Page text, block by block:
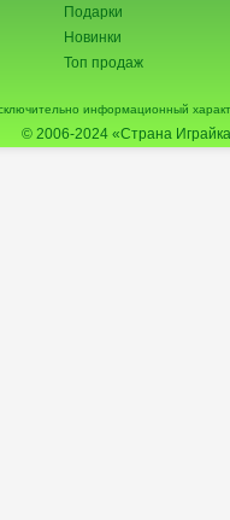
Подарки
Новинки
Топ продаж
информационный
© 2006-2024 «Страна